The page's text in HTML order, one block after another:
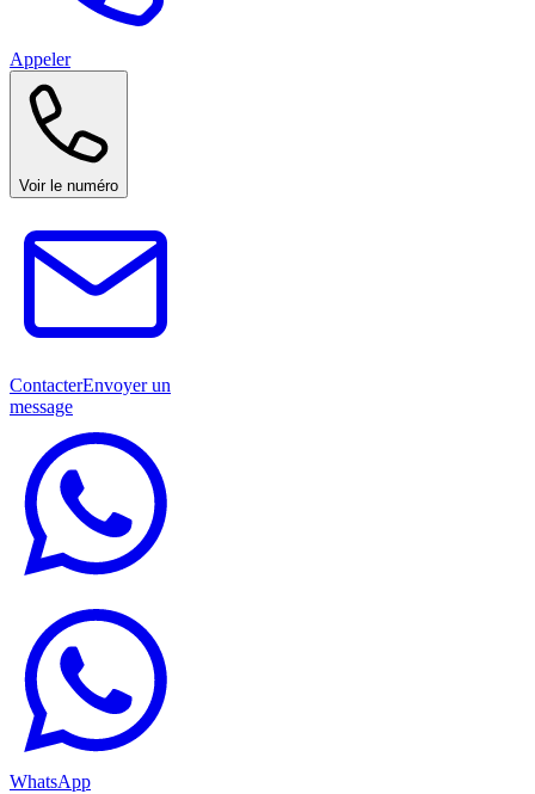
Appeler
Voir le numéro
ContacterEnvoyer un
message
WhatsApp